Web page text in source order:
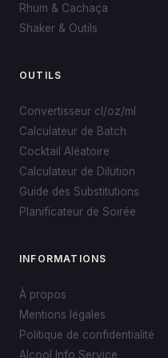
Rhum & Cachaça
Shaker & Outils
OUTILS
Convertisseur cl/oz/ml
Calculateur de Batch
Cocktail Aléatoire
Calculateur de Dilution
Guide des Substitutions
Planificateur de Soirée
INFORMATIONS
À propos
Mentions légales
Politique de confidentialité
Alcool Info Service